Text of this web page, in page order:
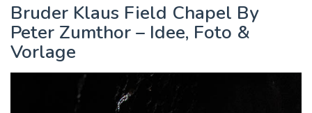
Bruder Klaus Field Chapel By
Peter Zumthor – Idee, Foto &
Vorlage